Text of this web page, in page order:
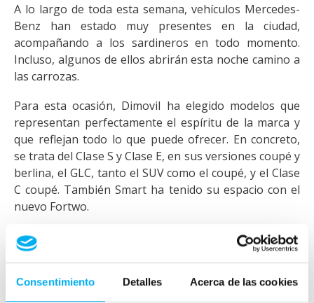
Consentimiento Detalles Acerca de las cookies
A lo largo de toda esta semana, vehículos Mercedes-
Benz han estado muy presentes en la ciudad,
acompañando a los sardineros en todo momento.
Incluso, algunos de ellos abrirán esta noche camino a
las carrozas.
Para esta ocasión, Dimovil ha elegido modelos que
representan perfectamente el espíritu de la marca y
que reflejan todo lo que puede ofrecer. En concreto,
se trata del Clase S y Clase E, en sus versiones coupé y
berlina, el GLC, tanto el SUV como el coupé, y el Clase
C coupé. También Smart ha tenido su espacio con el
nuevo Fortwo.
Distinción y confort
El Clase S es el arquetipo de todas las berlinas,
conjugando distinción y estilo con elegancia deportiva.
Lujo en todos los sentidos para aprovechar al máximo